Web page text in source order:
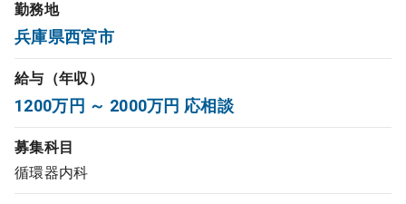
DtoDの転職・アルバイト支援
成功事例
転職ノウハウ
勤務地
兵庫県西宮市
給与（年収）
1200万円 ～ 2000万円 応相談
募集科目
循環器内科